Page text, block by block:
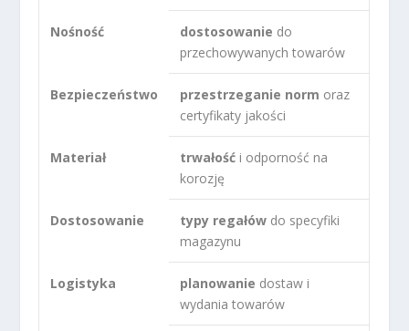
Nośność dostosowanie do
przechowywanych towarów
Bezpieczeństwo przestrzeganie norm oraz
certyfikaty jakości
Materiał trwałość i odporność na
korozję
Dostosowanie typy regałów do specyfiki
magazynu
Logistyka planowanie dostaw i
wydania towarów